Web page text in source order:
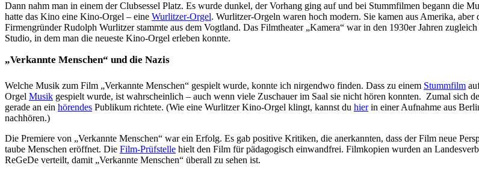
Dann nahm man in einem der Clubsessel Platz. Es wurde dunkel, der Vorhang ging auf und bei Stummfilmen begann die
hatte das Kino eine Kino-Orgel – eine Wurlitzer-Orgel. Wurlitzer-Orgeln waren hoch modern. Sie kamen aus Amerika, aber
Firmengründer Rudolph Wurlitzer stammte aus dem Vogtland. Das Filmtheater „Kamera“ war in den 1930er Jahren
Studio, in dem man die neueste Kino-Orgel erleben konnte.
„Verkannte Menschen“ und die Nazis
Welche Musik zum Film „Verkannte Menschen“ gespielt wurde, konnte ich nirgendwo finden. Dass zu einem Stummfilm
Orgel Musik gespielt wurde, ist wahrscheinlich – auch wenn viele Zuschauer im Saal sie nicht hören konnten. Zumal sich
gerade an ein hörendes Publikum richtete. (Wie eine Wurlitzer Kino-Orgel klingt, kannst du hierin einer Aufnahme aus
nachhören.)
Die Premiere von „Verkannte Menschen“ war ein Erfolg. Es gab positive Kritiken, die anerkannten, dass der Film neue
taube Menschen eröffnet. Die Film-Prüfstelle hielt den Film für pädagogisch einwandfrei. Filmkopien wurden an
ReGeDe verteilt, damit „Verkannte Menschen“ überall zu sehen ist.